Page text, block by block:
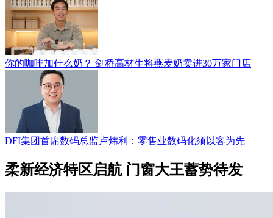
你的咖啡加什么奶？ 剑桥高材生将燕麦奶卖进30万家门店
DFI集团首席数码总监卢炜利：零售业数码化须以客为先
柔新经济特区启航 门窗大王蓄势待发